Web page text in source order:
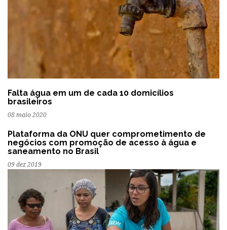
Falta água em um de cada 10 domicílios
brasileiros
08 maio 2020
Plataforma da ONU quer comprometimento de
negócios com promoção de acesso à água e
saneamento no Brasil
09 dez 2019